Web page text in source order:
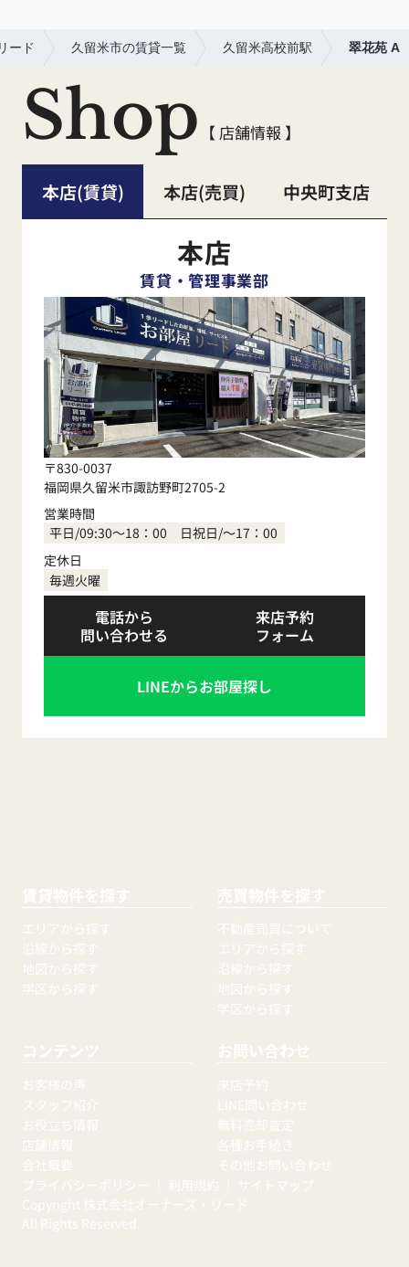
ード 久留米市の賃貸一覧 久留米高校前駅 翠花苑 A
Shop 【 店舗情報 】
本店(賃貸) 本店(売買) 中央町支店
本店
賃貸・管理事業部
〒830-0037
福岡県久留米市諏訪野町2705-2
営業時間
平日/09:30～18：00 日祝日/～17：00
定休日
毎週火曜
電話から
問い合わせる
来店予約
フォーム
LINEからお部屋探し
賃貸物件を探す
エリアから探す
沿線から探す
地図から探す
学区から探す
売買物件を探す
不動産売買について
エリアから探す
沿線から探す
地図から探す
学区から探す
コンテンツ
お客様の声
スタッフ紹介
お役立ち情報
店舗情報
会社概要
お問い合わせ
来店予約
LINE問い合わせ
無料売却査定
各種お手続き
その他お問い合わせ
プライバシーポリシー
利用規約
サイトマップ
Copyright 株式会社オーナーズ・リード
All Rights Reserved.